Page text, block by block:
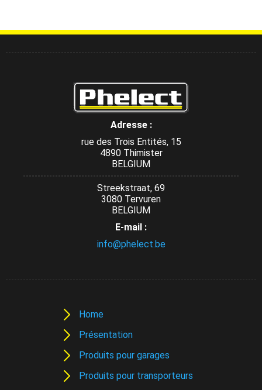
Adresse :
rue des Trois Entités, 15
4890 Thimister
BELGIUM
Streekstraat, 69
3080 Tervuren
BELGIUM
E-mail :
info@phelect.be
Home
Présentation
Produits pour garages
Produits pour transporteurs